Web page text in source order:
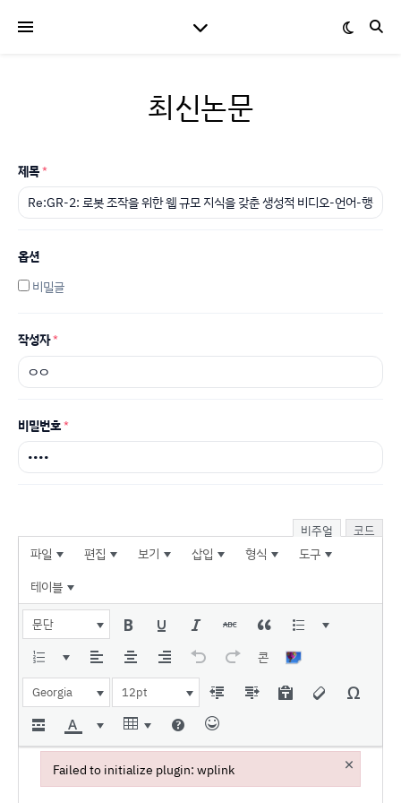
최신논문
제목*
옵션
비밀글
작성자*
비밀번호*
비주얼 코드
파일 편집 보기 삽입 형식
도구
테이블
문단
콘
Georgia 12pt
Failed to initialize plugin: wplink ×
Failed to initialize plugin: wplink